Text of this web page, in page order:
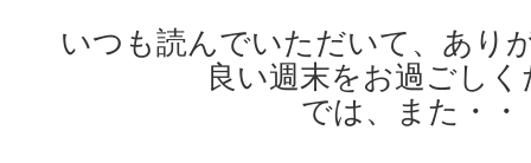
いつも読んでいただいて、あり
良い週末をお過ごし
では、また・・